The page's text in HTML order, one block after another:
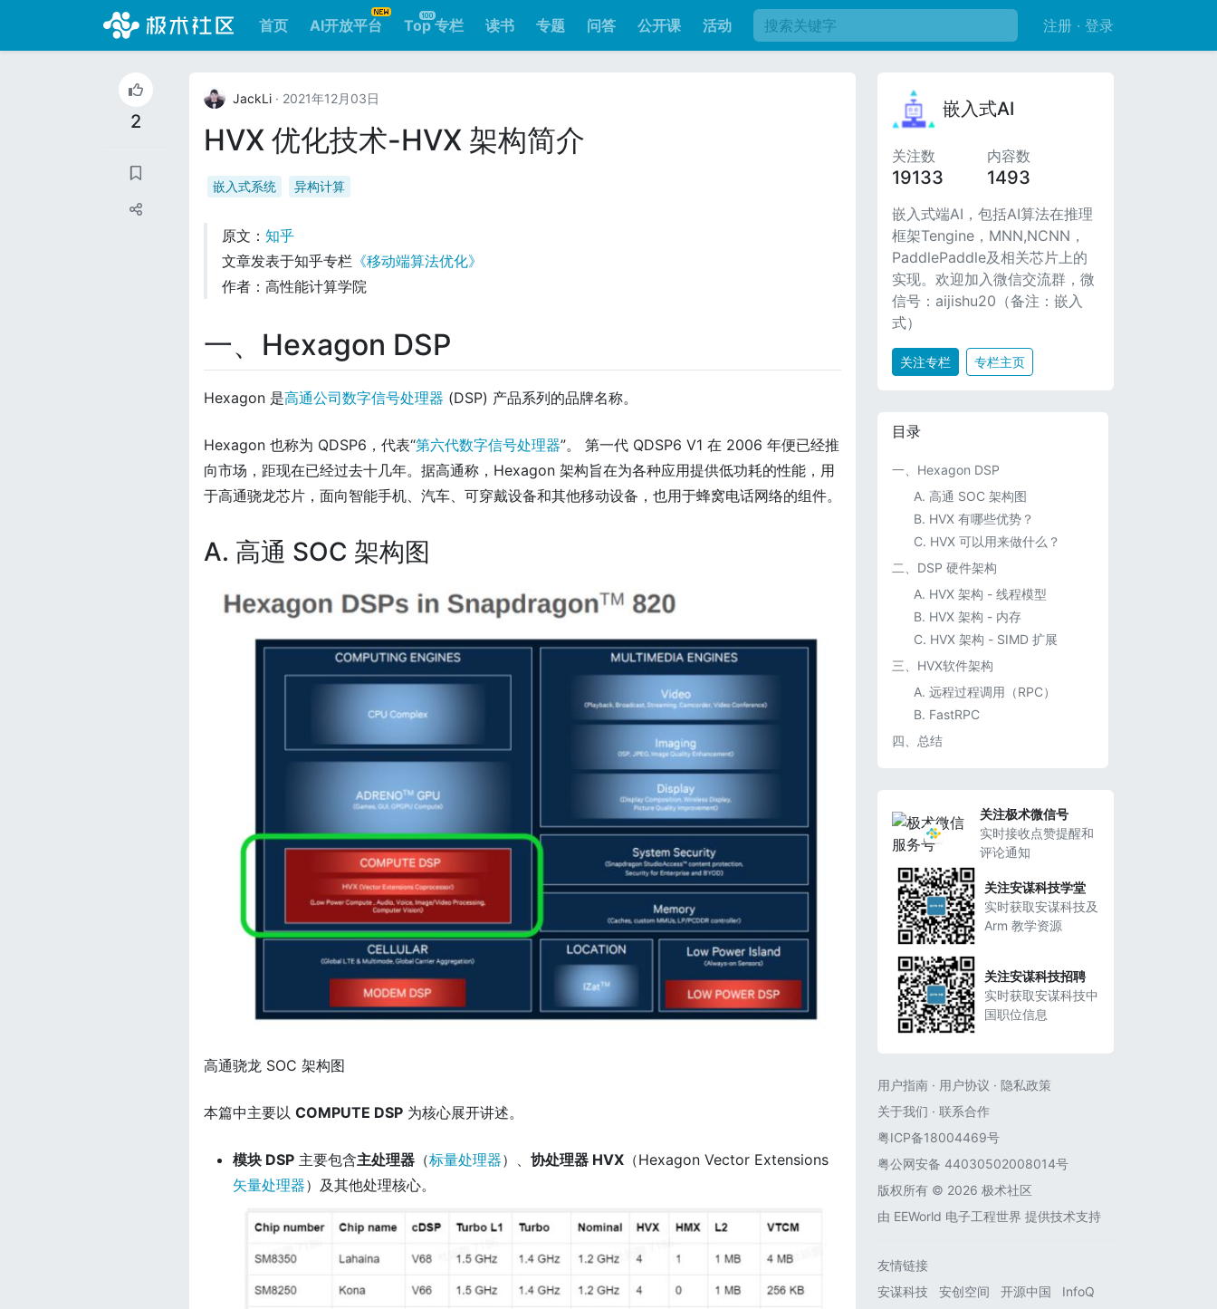
首页 AI开放平台 Top 专栏 读书 专题 问答 公开课 活动 注册 · 登录
2
JackLi · 2021年12月03日
HVX 优化技术-HVX 架构简介
嵌入式系统 异构计算
原文： 知乎
文章发表于知乎专栏 《移动端算法优化》
作者：高性能计算学院
一、Hexagon DSP
Hexagon 是高通公司数字信号处理器 (DSP) 产品系列的品牌名称。
Hexagon 也称为 QDSP6，代表“第六代数字信号处理器”。 第一代 QDSP6 V1 在 2006 年便已经推
向市场，距现在已经过去十几年。据高通称，Hexagon 架构旨在为各种应用提供低功耗的性能，用
于高通骁龙芯片，面向智能手机、汽车、可穿戴设备和其他移动设备，也用于蜂窝电话网络的组件。
A. 高通 SOC 架构图
高通骁龙 SOC 架构图
本篇中主要以 COMPUTE DSP 为核心展开讲述。
模块 DSP 主要包含主处理器 （标量处理器）、 协处理器 HVX （Hexagon Vector Extensions
矢量处理器）及其他处理核心。
嵌入式AI
关注数
19133
内容数
1493
嵌入式端AI，包括AI算法在推理
框架Tengine，MNN,NCNN，
PaddlePaddle及相关芯片上的
实现。欢迎加入微信交流群，微
信号：aijishu20（备注：嵌入
式）
关注专栏 专栏主页
目录
一、Hexagon DSP
A. 高通 SOC 架构图
B. HVX 有哪些优势？
C. HVX 可以用来做什么？
二、DSP 硬件架构
A. HVX 架构 - 线程模型
B. HVX 架构 - 内存
C. HVX 架构 - SIMD 扩展
三、HVX软件架构
A. 远程过程调用（RPC）
B. FastRPC
四、总结
关注极术微信号
实时接收点赞提醒和
评论通知
关注安谋科技学堂
实时获取安谋科技及
Arm 教学资源
关注安谋科技招聘
实时获取安谋科技中
国职位信息
用户指南 · 用户协议 · 隐私政策
关于我们 · 联系合作
粤ICP备18004469号
粤公网安备 44030502008014号
版权所有 © 2026 极术社区
由 EEWorld 电子工程世界 提供技术支持
友情链接
安谋科技
安创空间 开源中国
InfoQ